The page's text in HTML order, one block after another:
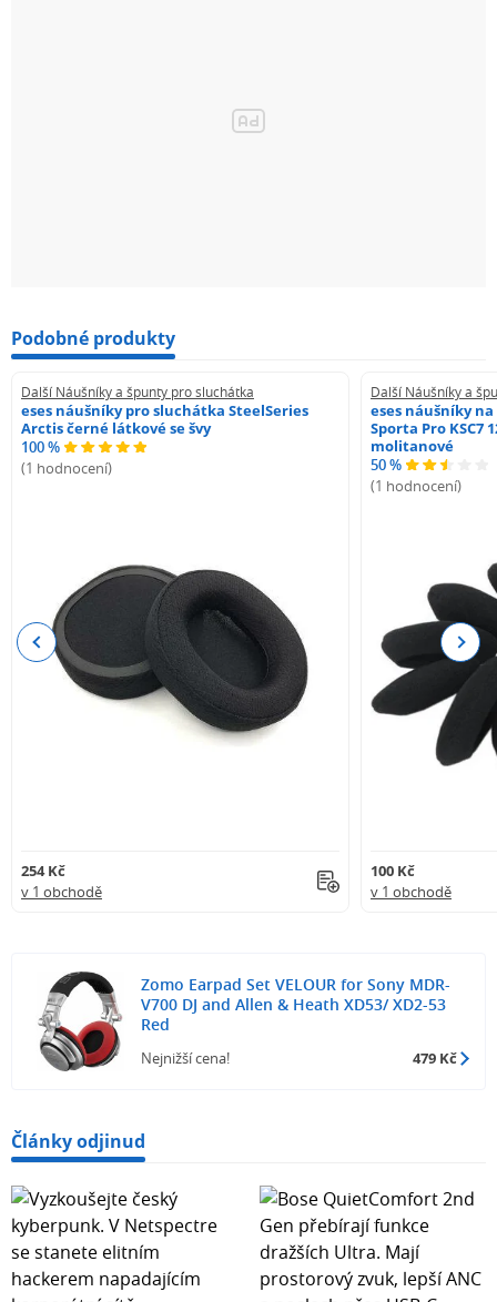
Podobné produkty
Další Náušníky a špunty pro sluchátka
eses náušníky pro sluchátka SteelSeries
Arctis černé látkové se švy
100 %
(1 hodnocení)
254 Kč
v 1 obchodě
Další Náušníky a
eses náušníky
Sporta Pro KSC7
molitanové
50 %
(1 hodnocení)
100 Kč
v 1 obchodě
Previous Next
Zomo Earpad Set VELOUR for Sony MDR-
V700 DJ and Allen & Heath XD53/ XD2-53
Red
Nejnižší cena! 479 Kč
Články odjinud